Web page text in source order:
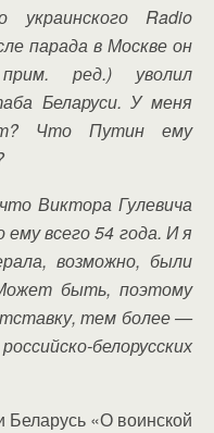
украинского Radio
парада в Москве он
ред.) уволил
Беларуси. У меня
Что Путин ему
Виктора Гулевича
ему всего 54 года. И я
возможно, были
быть, поэтому
тем более —
белорусских
Беларусь «О воинской